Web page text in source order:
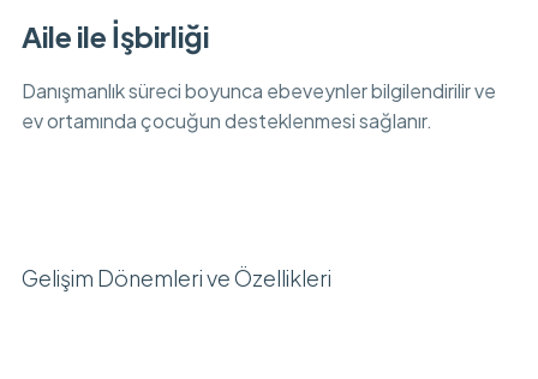
Aile ile İşbirliği
Danışmanlık süreci boyunca ebeveynler bilgilendirilir ve
ev ortamında çocuğun desteklenmesi sağlanır.
Gelişim Dönemleri ve Özellikleri